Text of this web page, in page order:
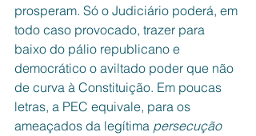
prosperam. Só o Judiciário poderá, em
todo caso provocado, trazer para
baixo do pálio republicano e
democrático o aviltado poder que não
de curva à Constituição. Em poucas
letras, a PEC equivale, para os
ameaçados da legítima persecução